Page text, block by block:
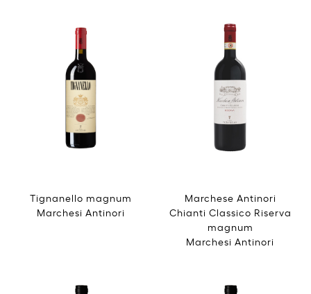
Tignanello magnum
Marchesi Antinori
Marchese Antinori
Chianti Classico Riserva
magnum
Marchesi Antinori